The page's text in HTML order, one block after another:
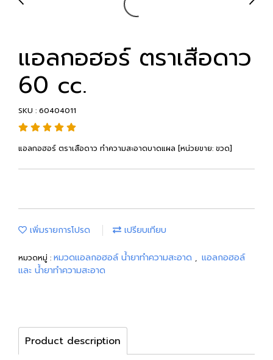
แอลกอฮอร์ ตราเสือดาว
60 cc.
SKU : 60404011
แอลกอฮอร์ ตราเสือดาว ทำความสะอาดบาดแผล [หน่วยขาย: ขวด]
เพิ่มรายการโปรด เปรียบเทียบ
หมวดหมู่ : หมวดแอลกอฮอล์ น้ำยาทำความสะอาด , แอลกอฮอล์
และ น้ำยาทำความสะอาด
Product description